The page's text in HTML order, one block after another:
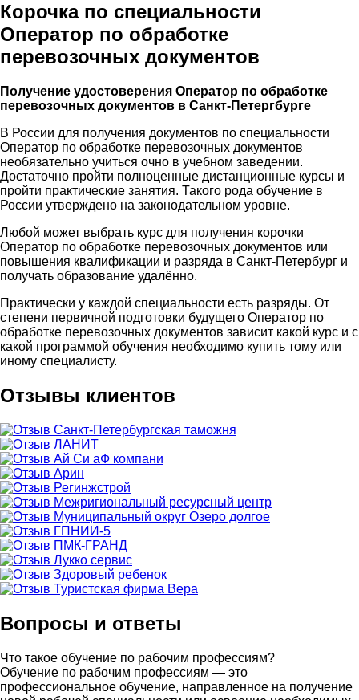
Корочка по специальности
Оператор по обработке
перевозочных документов
Получение удостоверения Оператор по обработке
перевозочных документов в Санкт-Петергбурге
В России для получения документов по специальности
Оператор по обработке перевозочных документов
необязательно учиться очно в учебном заведении.
Достаточно пройти полноценные дистанционные курсы и
пройти практические занятия. Такого рода обучение в
России утверждено на законодательном уровне.
Любой может выбрать курс для получения корочки
Оператор по обработке перевозочных документов или
повышения квалификации и разряда в Санкт-Петербург и
получать образование удалённо.
Практически у каждой специальности есть разряды. От
степени первичной подготовки будущего Оператор по
обработке перевозочных документов зависит какой курс и с
какой программой обучения необходимо купить тому или
иному специалисту.
Отзывы клиентов
Вопросы и ответы
Что такое обучение по рабочим профессиям?
Обучение по рабочим профессиям — это
профессиональное обучение, направленное на получение